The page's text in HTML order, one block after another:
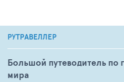
РУТРАВЕЛЛЕР
Большой путеводитель по
мира